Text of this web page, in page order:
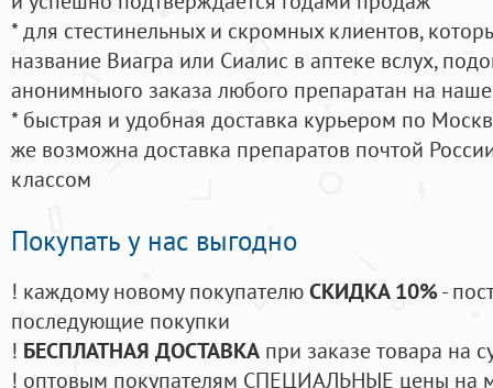
* для стестинельных и скромных клиентов,
название Виагра или Сиалис в аптеке вслух,
анонимныого заказа любого препаратан на
* быстрая и удобная доставка курьером по
же возможна доставка препаратов почтой
классом
Покупать у нас выгодно
! каждому новому покупателюСКИДКА 10%-
последующие покупки
! БЕСПЛАТНАЯ ДОСТАВКА при заказе товара на
! оптовым покупателям СПЕЦИАЛЬНЫЕ цены на